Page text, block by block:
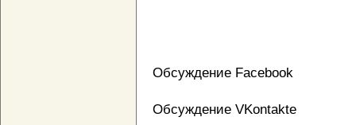
Обсуждение Facebook
Обсуждение VKontakte